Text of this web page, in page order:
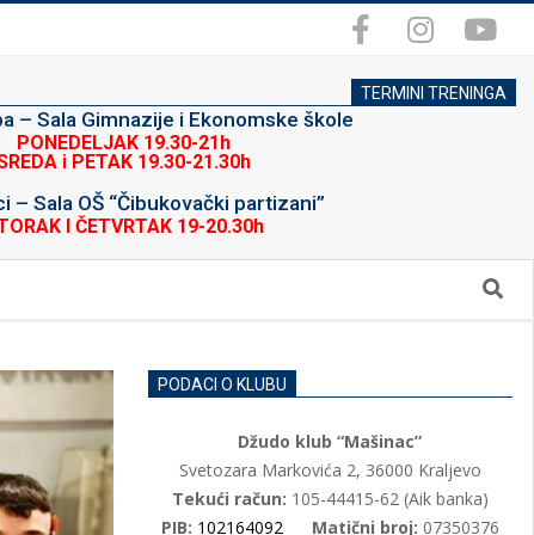
TERMINI TRENINGA
– Sala Gimnazije i Ekonomske škole
PONEDELJAK 19.30-21h
i PETAK 19.30-21.30h
– Sala OŠ “Čibukovački partizani”
I ČETVRTAK 19-20.30h
Search
PODACI O KLUBU
Džudo klub “Mašinac”
Svetozara Markovića 2, 36000 Kraljevo
Tekući račun: 105-44415-62 (Aik banka)
PIB: 102164092 Matični broj: 07350376